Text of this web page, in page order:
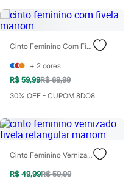
Cinto Feminino Com Fivela Marrom
+ 2 cores
R$ 59,99R$ 69,99
30% OFF - CUPOM 8DO8
Cinto Feminino Vernizado Fivela Retangular Marrom
R$ 49,99R$ 59,99